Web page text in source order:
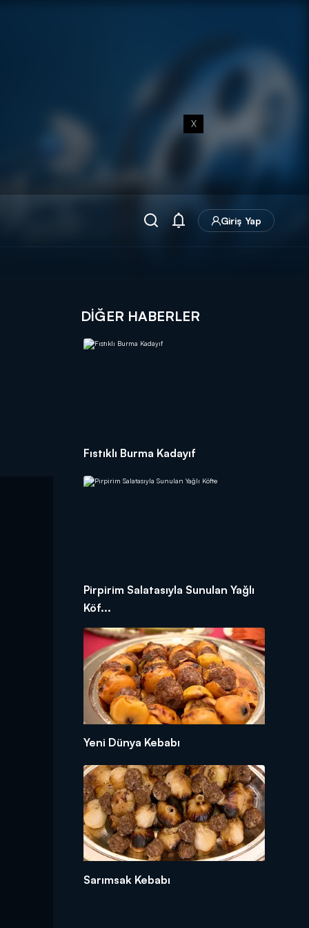
X
Giriş Yap
DIĞER HABERLER
Fıstıklı Burma Kadayıf
Pirpirim Salatasıyla Sunulan Yağlı
Köf...
Yeni Dünya Kebabı
Sarımsak Kebabı